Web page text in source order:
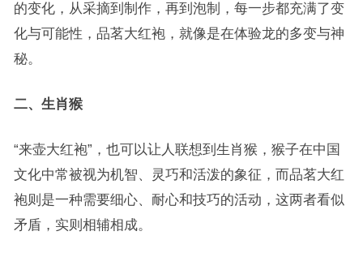
的变化，从采摘到制作，再到泡制，每一步都充满了变
化与可能性，品茗大红袍，就像是在体验龙的多变与神
秘。
二、生肖猴
“来壶大红袍”，也可以让人联想到生肖猴，猴子在中国
文化中常被视为机智、灵巧和活泼的象征，而品茗大红
袍则是一种需要细心、耐心和技巧的活动，这两者看似
矛盾，实则相辅相成。